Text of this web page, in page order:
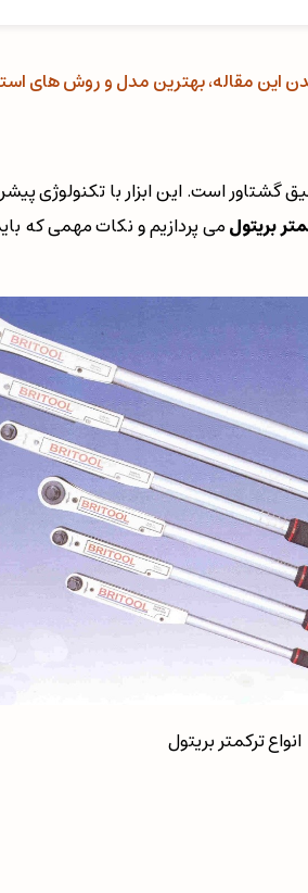
این مقاله، بهترین مدل و روش های
گشتاور است. این ابزار با تکنولوژی
بریتولمی پردازیم و نکات مهمی که
انواع ترکمتر بریتول